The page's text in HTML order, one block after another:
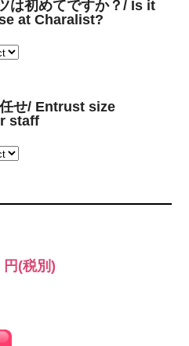
は初めてですか？/ Is it
at Charalist?
せ/ Entrust size
staff
円(税別)